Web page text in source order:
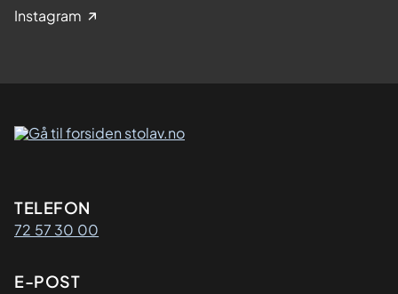
Instagram
Kontaktinformasjon
TELEFON
72 57 30 00
E-POST